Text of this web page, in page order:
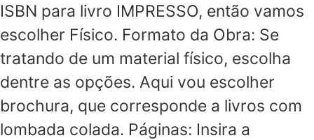
ISBN para livro IMPRESSO, então vamos
escolher Físico. Formato da Obra: Se
tratando de um material físico, escolha
dentre as opções. Aqui vou escolher
brochura, que corresponde a livros com
lombada colada. Páginas: Insira a